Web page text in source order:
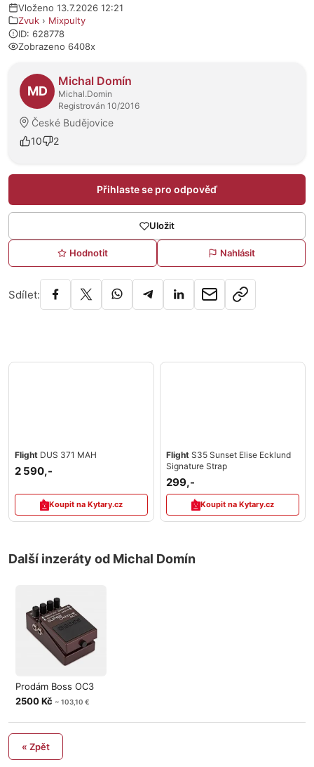
Vloženo 13.7.2026 12:21
Zvuk › Mixpulty
ID: 628778
Zobrazeno 6408x
O prodejci
MD
Michal Domín
Michal.Domin
Registrován 10/2016
České Budějovice
10
2
Přihlaste se pro odpověď
Uložit
Hodnotit Nahlásit
Sdílet:
Flight DUS 371 MAH
2 590,-
Koupit na Kytary.cz
Flight S35 Sunset Elise Ecklund
Signature Strap
299,-
Koupit na Kytary.cz
Další inzeráty od Michal Domín
Prodám Boss OC3
2500 Kč ~ 103,10 €
« Zpět